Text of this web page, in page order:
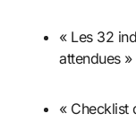
« Les 32
attendues »
« Checklist